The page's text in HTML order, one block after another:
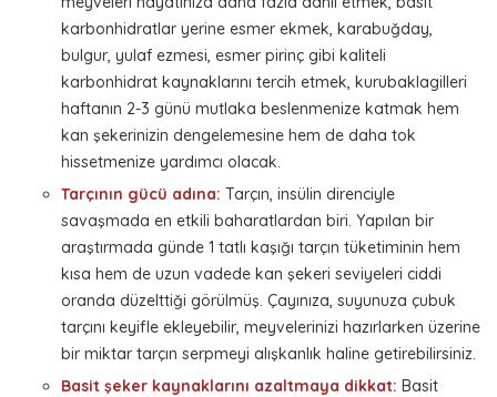
karbonhidratlar yerine esmer ekmek, karabuğday,
bulgur, yulaf ezmesi, esmer pirinç gibi kaliteli
karbonhidrat kaynaklarını tercih etmek, kurubaklagilleri
haftanın 2-3 günü mutlaka beslenmenize katmak hem
kan şekerinizin dengelemesine hem de daha tok
hissetmenize yardımcı olacak.
Tarçının gücü adına: Tarçın, insülin direnciyle
savaşmada en etkili baharatlardan biri. Yapılan bir
araştırmada günde 1 tatlı kaşığı tarçın tüketiminin hem
kısa hem de uzun vadede kan şekeri seviyeleri ciddi
oranda düzelttiği görülmüş. Çayınıza, suyunuza çubuk
tarçını keyifle ekleyebilir, meyvelerinizi hazırlarken üzerine
bir miktar tarçın serpmeyi alışkanlık haline getirebilirsiniz.
Basit şeker kaynaklarını azaltmaya dikkat: Basit